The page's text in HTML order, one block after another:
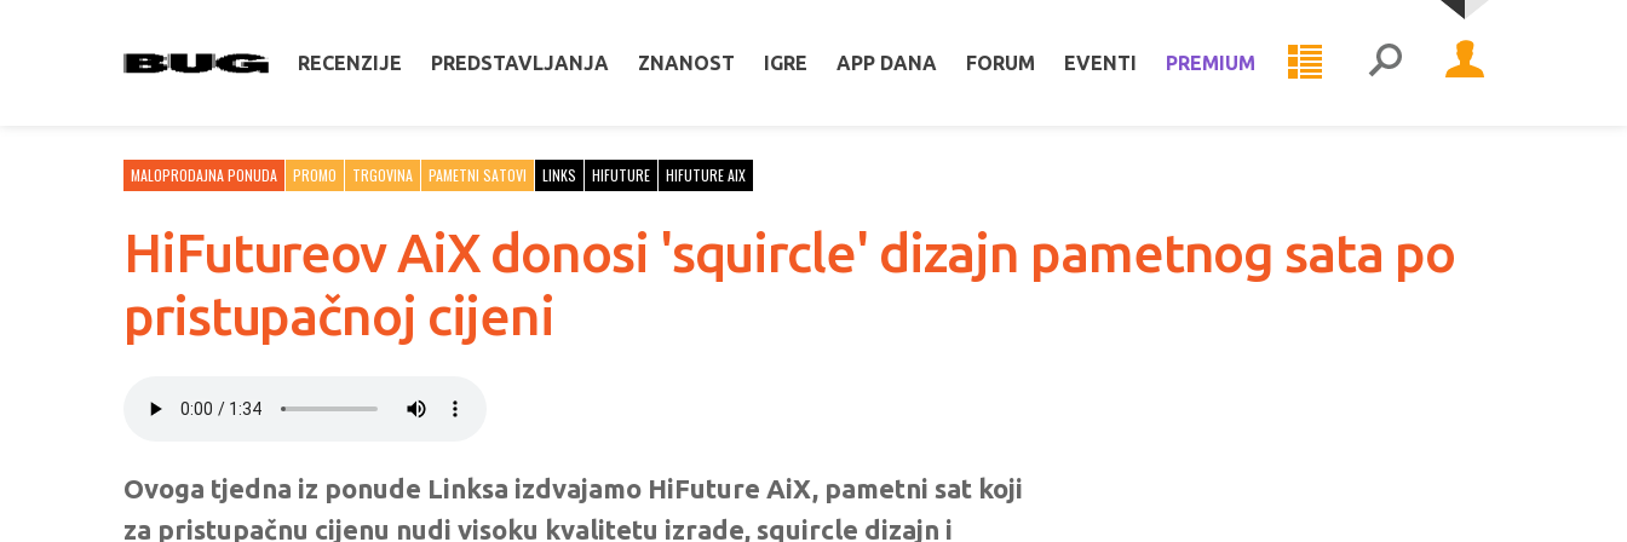
RECENZIJE PREDSTAVLJANJA ZNANOST IGRE APP DANA FORUM EVENTI PREMIUM
MALOPRODAJNA PONUDA PROMO TRGOVINA PAMETNI SATOVI LINKS HIFUTURE HIFUTURE AIX
HiFutureov AiX donosi 'squircle' dizajn pametnog sata po
pristupačnoj cijeni
Ovoga tjedna iz ponude Linksa izdvajamo HiFuture AiX, pametni sat koji
za pristupačnu cijenu nudi visoku kvalitetu izrade, squircle dizajn i